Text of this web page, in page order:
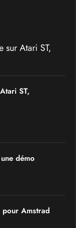
ST,
démo
pour Amstrad